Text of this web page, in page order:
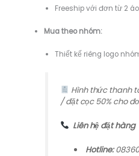
Freeship với đơn từ 2
Mua theo nhóm:
Thiết kế riêng logo
Hình thức thanh
/ đặt cọc 50% cho
Liên hệ đặt hàng
Hotline: